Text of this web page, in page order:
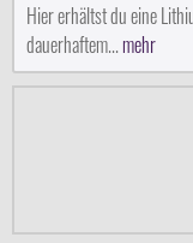
Hier erhältst du eine
dauerhaftem...mehr